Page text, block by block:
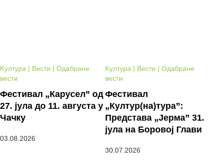
Kултура | Вести | Одабране
вести
Фестивал „Карусел” од
27. јула до 11. августа у
Чачку
03.08.2026
Kултура | Вести | Одабране
вести
Фестивал
„Култур(на)тура”:
Представа „Јерма” 31.
јула на Боровој Глави
30.07.2026